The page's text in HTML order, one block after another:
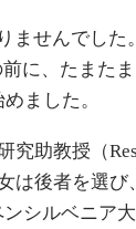
せんでし
に、たまた
ました。
助教授（
後者を選び
シルベニア